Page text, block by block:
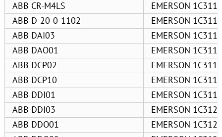
ABB CR-M4LS
EMERSON
ABB D-20-0-1102
EMERSON
ABB DAI03
EMERSON
ABB DAO01
EMERSON
ABB DCP02
EMERSON
ABB DCP10
EMERSON
ABB DDI01
EMERSON
ABB DDI03
EMERSON
ABB DDO01
EMERSON